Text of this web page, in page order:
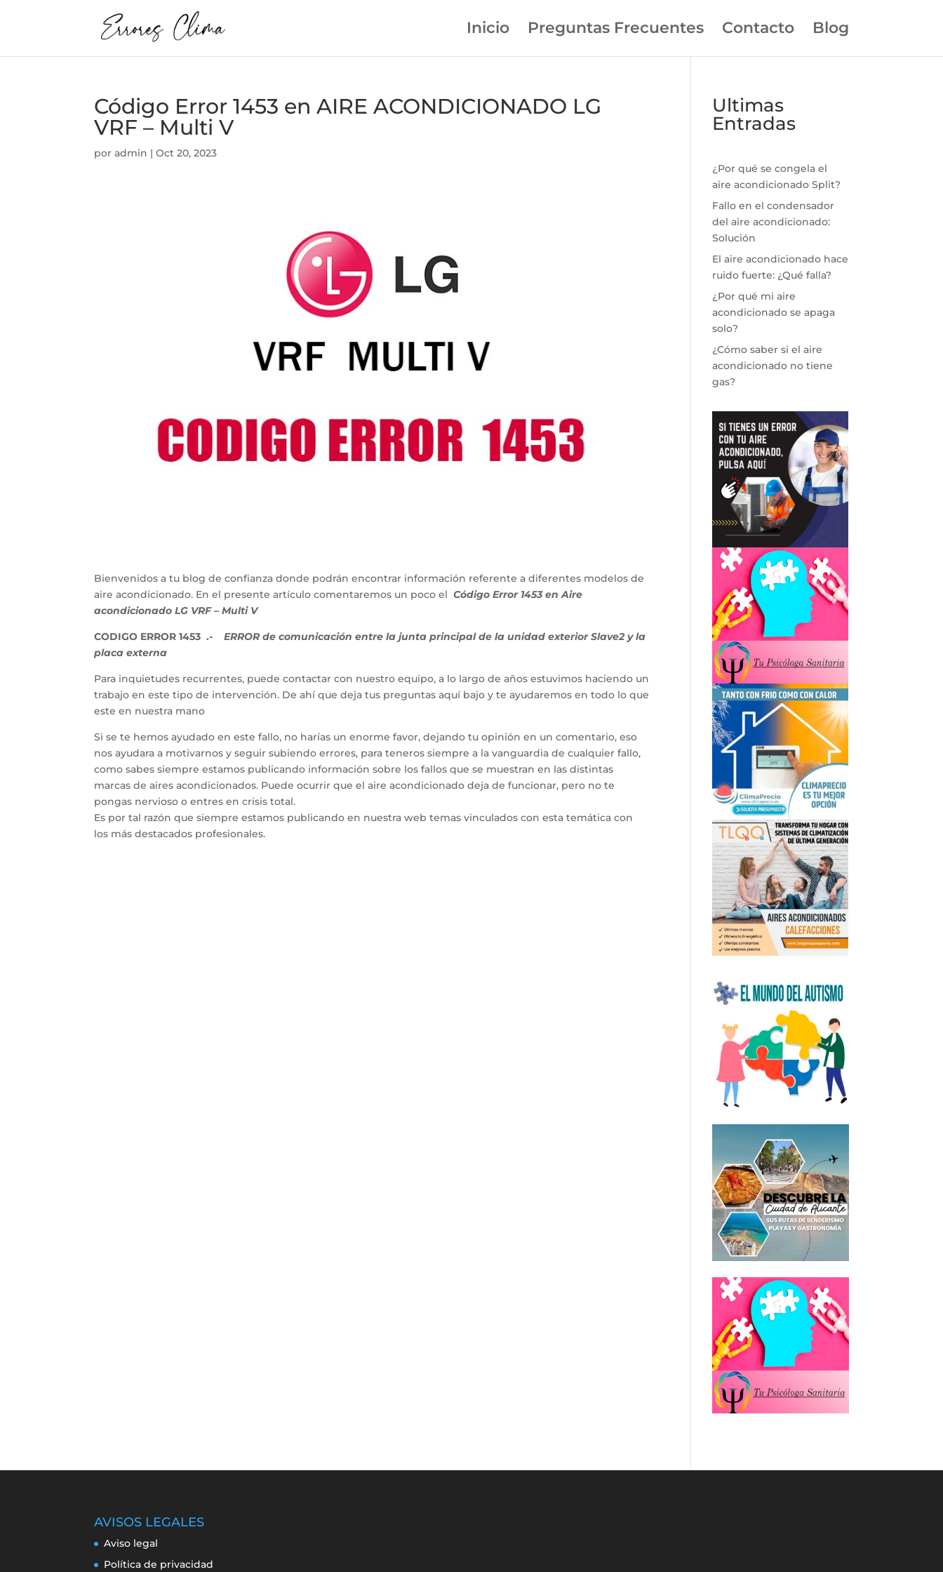
Inicio Preguntas Frecuentes Contacto Blog
Código Error 1453 en AIRE ACONDICIONADO LG
VRF – Multi V
poradmin |Oct 20, 2023
Bienvenidos a tu blog de confianza donde podrán encontrar información referente a diferentes modelos de
aire acondicionado. En el presente artículo comentaremos un poco elCódigo Error 1453 en Aire
acondicionado LG VRF – Multi V
CODIGO ERROR 1453 .-
ERROR de comunicación entre la junta principal de la unidad exterior Slave2 y la
placa externa
Para inquietudes recurrentes, puede contactar con nuestro equipo, a lo largo de años estuvimos haciendo un
trabajo en este tipo de intervención. De ahí que deja tus preguntas aquí bajo y te ayudaremos en todo lo que
este en nuestra mano
Si se te hemos ayudado en este fallo, no harías un enorme favor, dejando tu opinión en un comentario, eso
nos ayudara a motivarnos y seguir subiendo errores, para teneros siempre a la vanguardia de cualquier fallo,
como sabes siempre estamos publicando información sobre los fallos que se muestran en las distintas
marcas de aires acondicionados. Puede ocurrir que el aire acondicionado deja de funcionar, pero no te
pongas nervioso o entres en crisis total.
Es por tal razón que siempre estamos publicando en nuestra web temas vinculados con esta temática con
los más destacados profesionales.
Ultimas
Entradas
¿Por qué se congela el
aire acondicionado Split?
Fallo en el condensador
del aire acondicionado:
Solución
El aire acondicionado hace
ruido fuerte: ¿Qué falla?
¿Por qué mi aire
acondicionado se apaga
solo?
¿Cómo saber si el aire
acondicionado no tiene
gas?
AVISOS LEGALES
Aviso legal
Política de privacidad